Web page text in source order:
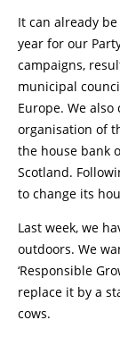
It can already
year for our
campaigns,
municipal
Europe. We
organisation of
the house bank
Scotland.
to change its
Last week, we
outdoors. We
‘Responsible
replace it by a
cows.